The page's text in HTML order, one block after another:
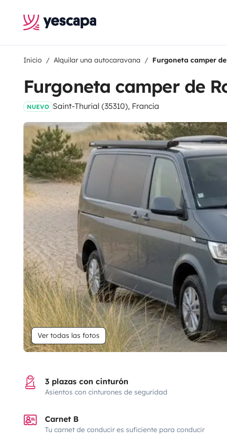
Inicio Alquilar una autocaravana Furgoneta camper
Furgoneta camper de
NUEVO Saint-Thurial (35310), Francia
Ver todas las fotos
3 plazas con cinturón
Asientos con cinturones de seguridad
Carnet B
Tu carnet de conducir es suficiente para conducir